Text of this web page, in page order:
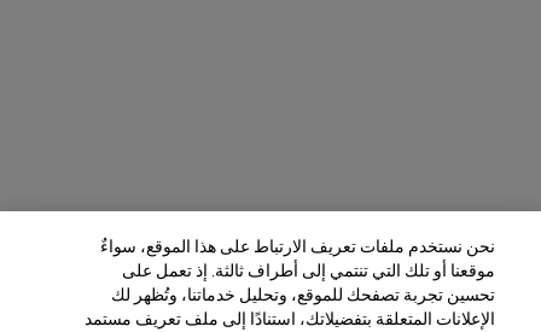
نحن نستخدم ملفات تعريف الارتباط على هذا الموقع، سواءٌ
موقعنا أو تلك التي تنتمي إلى أطراف ثالثة. إذ تعمل على
تحسين تجربة تصفحك للموقع، وتحليل خدماتنا، وتُظهر لك
الإعلانات المتعلقة بتفضيلاتك، استنادًا إلى ملف تعريف مستمد